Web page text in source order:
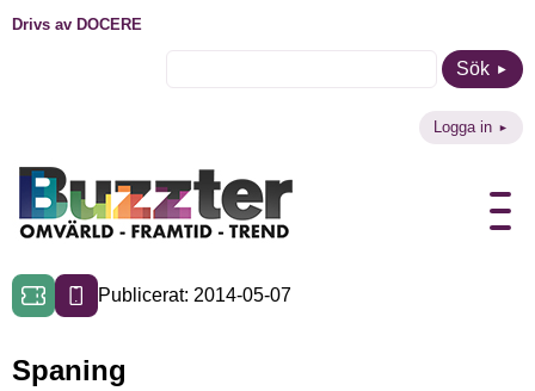
Drivs av DOCERE
Sök
Logga in
Publicerat: 2014-05-07
Spaning